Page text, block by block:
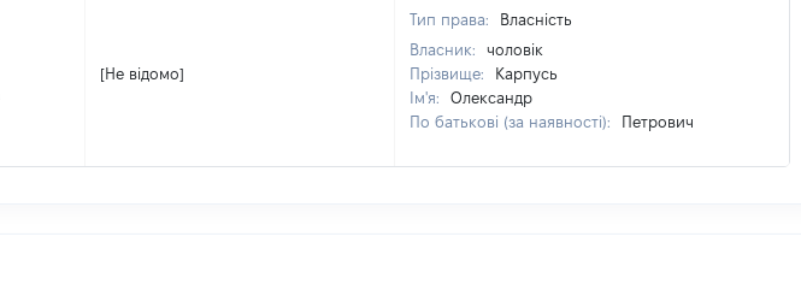
[Не відомо]
Тип права:
Власність
Власник:
чоловік
Прізвище:
Карпусь
Ім'я:
Олександр
По батькові (за наявності):
Петрович